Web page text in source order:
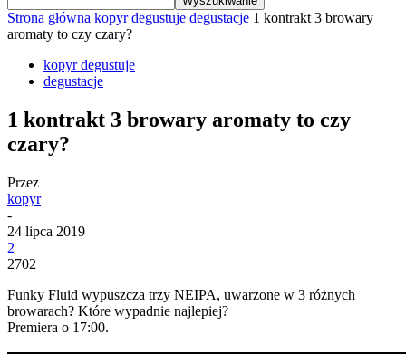
Strona główna kopyr degustuje degustacje 1 kontrakt 3 browary
aromaty to czy czary?
kopyr degustuje
degustacje
1 kontrakt 3 browary aromaty to czy
czary?
Przez
kopyr
-
24 lipca 2019
2
2702
Funky Fluid wypuszcza trzy NEIPA, uwarzone w 3 różnych
browarach? Które wypadnie najlepiej?
Premiera o 17:00.